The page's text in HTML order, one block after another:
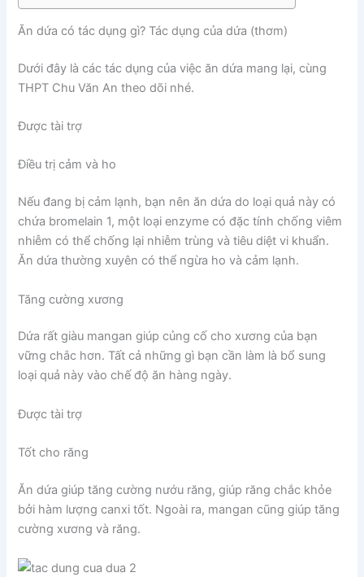
Ăn dứa có tác dụng gì? Tác dụng của dứa (thơm)
Dưới đây là các tác dụng của việc ăn dứa mang lại, cùng
THPT Chu Văn An theo dõi nhé.
Được tài trợ
Điều trị cảm và ho
Nếu đang bị cảm lạnh, bạn nên ăn dứa do loại quả này có
chứa bromelain 1, một loại enzyme có đặc tính chống viêm
nhiễm có thể chống lại nhiễm trùng và tiêu diệt vi khuẩn.
Ăn dứa thường xuyên có thể ngừa ho và cảm lạnh.
Tăng cường xương
Dứa rất giàu mangan giúp củng cố cho xương của bạn
vững chắc hơn. Tất cả những gì bạn cần làm là bổ sung
loại quả này vào chế độ ăn hàng ngày.
Được tài trợ
Tốt cho răng
Ăn dứa giúp tăng cường nướu răng, giúp răng chắc khỏe
bởi hàm lượng canxi tốt. Ngoài ra, mangan cũng giúp tăng
cường xương và răng.